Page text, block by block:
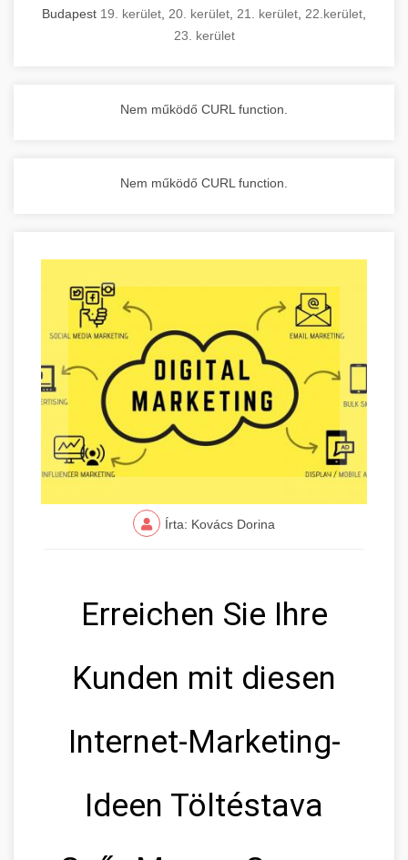
Budapest 19. kerület 20. kerület 21. kerület 22.kerület
23. kerület
Nem működő CURL function.
Nem működő CURL function.
Írta: Kovács Dorina
Erreichen Sie Ihre
Kunden mit diesen
Internet-Marketing-
Ideen Töltéstava